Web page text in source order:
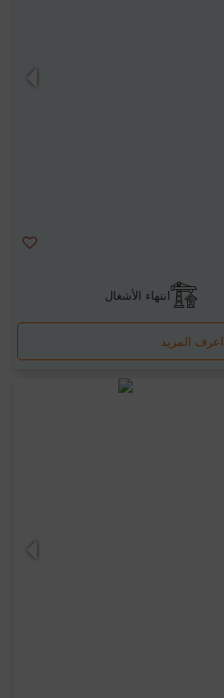
انتهاء الأشغال
اعرف المزيد